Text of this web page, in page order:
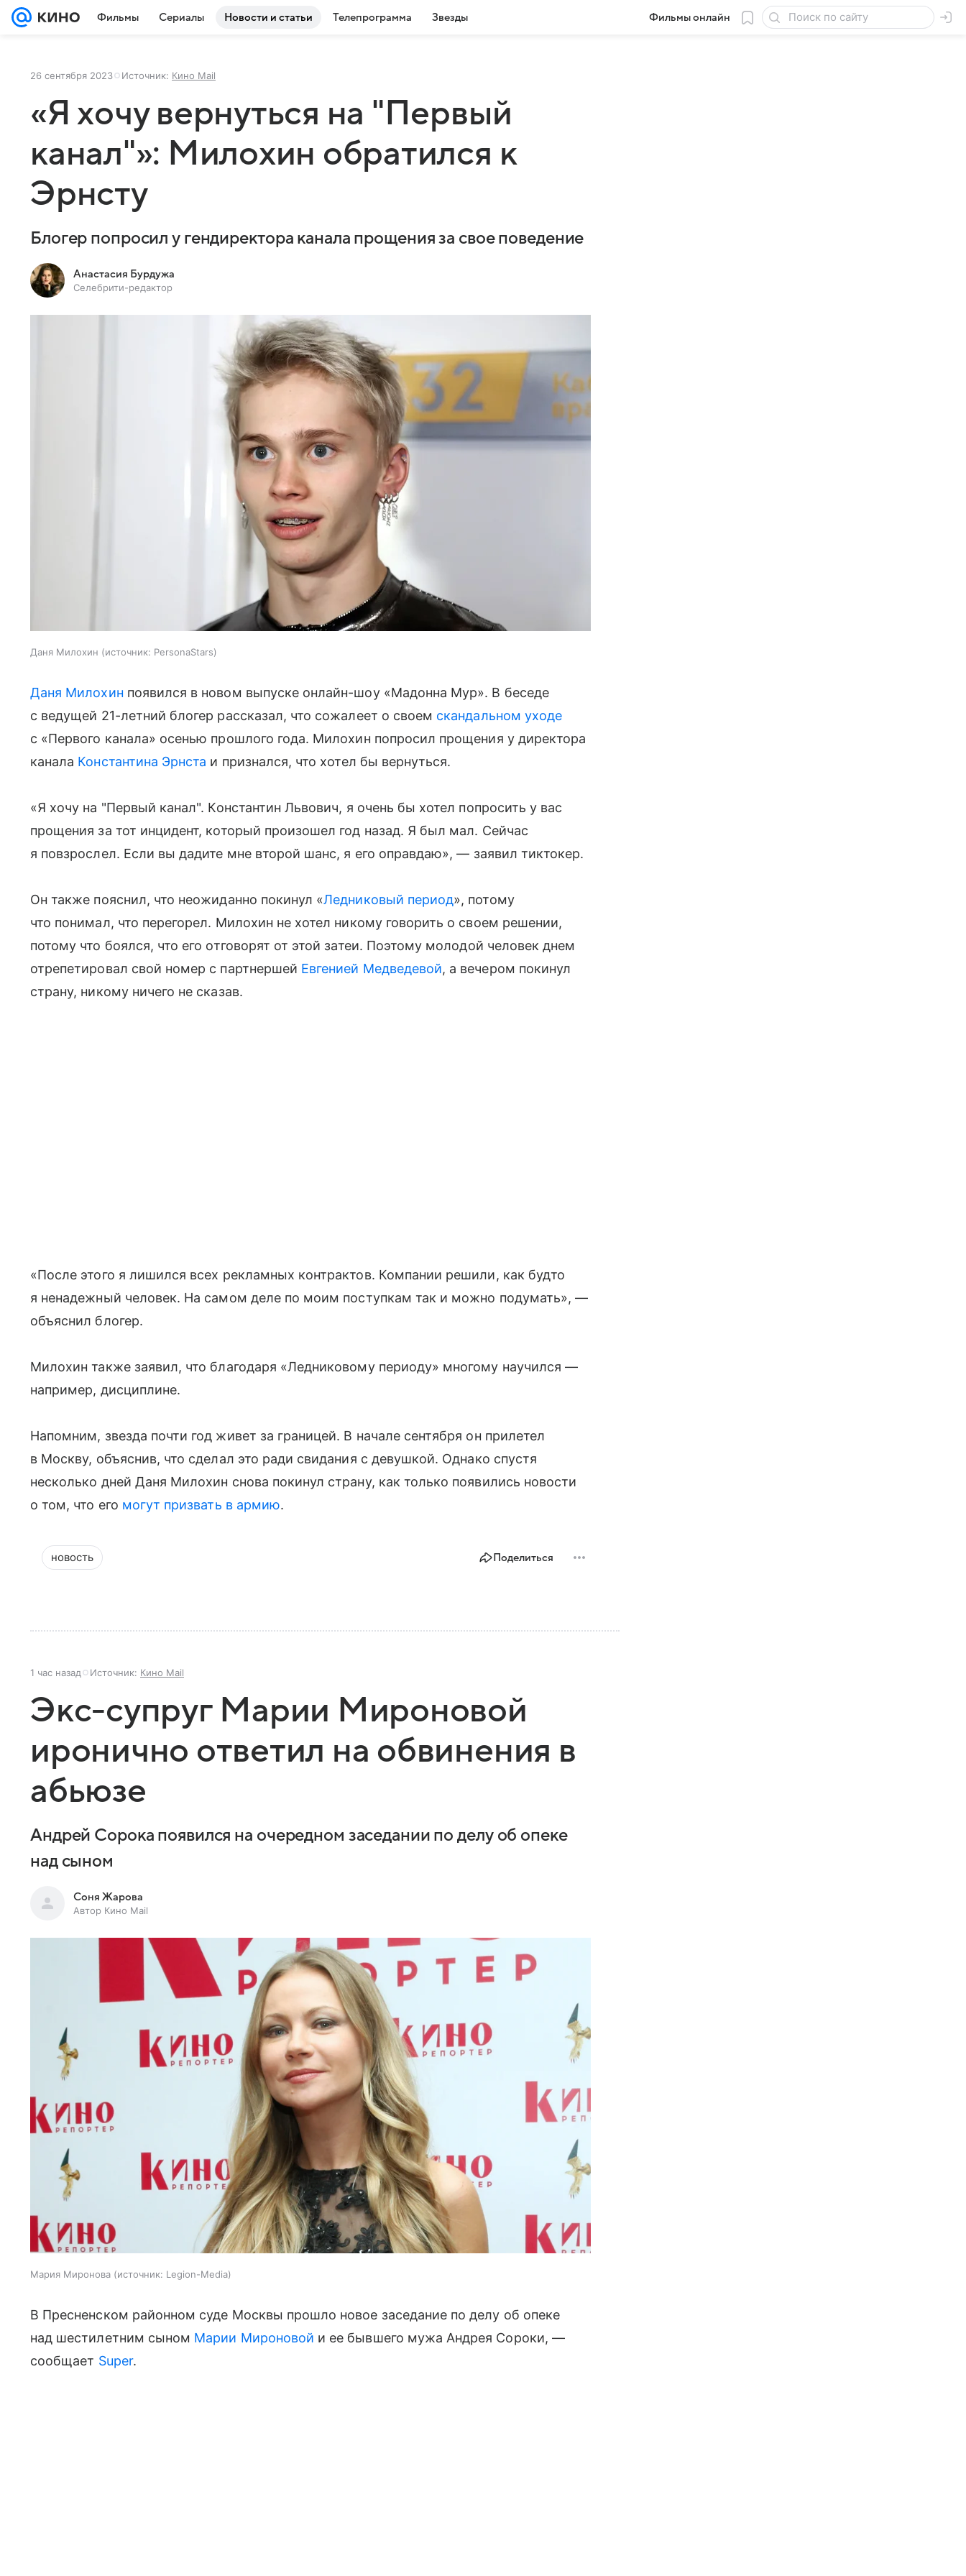
Фильмы Сериалы Новости и статьи Телепрограмма Звезды Фильмы онлайн
26 сентября 2023 Источник: Кино Mail
«Я хочу вернуться на "Первый
канал"»: Милохин обратился к
Эрнсту
Блогер попросил у гендиректора канала прощения за свое поведение
Анастасия Бурдужа
Селебрити-редактор
Даня Милохин источник: PersonaStars
Даня Милохин появился в новом выпуске онлайн-шоу «Мадонна Мур». В беседе
с ведущей 21-летний блогер рассказал, что сожалеет о своем скандальном уходе
с «Первого канала» осенью прошлого года. Милохин попросил прощения у директора
канала Константина Эрнста и признался, что хотел бы вернуться.
«Я хочу на "Первый канал". Константин Львович, я очень бы хотел попросить у вас
прощения за тот инцидент, который произошел год назад. Я был мал. Сейчас
я повзрослел. Если вы дадите мне второй шанс, я его оправдаю», — заявил тиктокер.
Он также пояснил, что неожиданно покинул «Ледниковый период», потому
что понимал, что перегорел. Милохин не хотел никому говорить о своем решении,
потому что боялся, что его отговорят от этой затеи. Поэтому молодой человек днем
отрепетировал свой номер с партнершей Евгенией Медведевой, а вечером покинул
страну, никому ничего не сказав.
«После этого я лишился всех рекламных контрактов. Компании решили, как будто
я ненадежный человек. На самом деле по моим поступкам так и можно подумать», —
объяснил блогер.
Милохин также заявил, что благодаря «Ледниковому периоду» многому научился —
например, дисциплине.
Напомним, звезда почти год живет за границей. В начале сентября он прилетел
в Москву, объяснив, что сделал это ради свидания с девушкой. Однако спустя
несколько дней Даня Милохин снова покинул страну, как только появились новости
о том, что его могут призвать в армию.
новость Поделиться
1 час назад Источник: Кино Mail
Экс-супруг Марии Мироновой
иронично ответил на обвинения в
абьюзе
Андрей Сорока появился на очередном заседании по делу об опеке
над сыном
Соня Жарова
Автор Кино Mail
Мария Миронова источник: Legion-Media
В Пресненском районном суде Москвы прошло новое заседание по делу об опеке
над шестилетним сыном Марии Мироновой и ее бывшего мужа Андрея Сороки, —
сообщает Super.